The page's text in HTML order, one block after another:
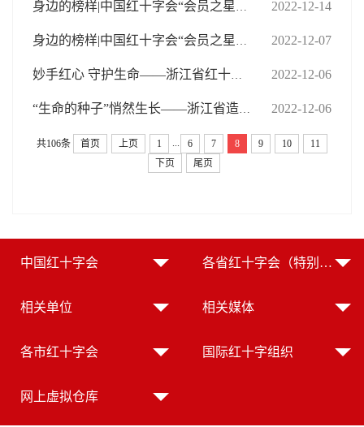
身边的榜样|中国红十字会“会员之星”（湖州） 2022-12-14
身边的榜样|中国红十字会“会员之星”（温州） 2022-12-07
妙手红心 守护生命——浙江省红十字应急救护志愿者在行动 2022-12-06
“生命的种子”悄然生长——浙江省造血干细胞捐献志愿者用爱挽救生命 2022-12-06
共106条 首页 上页 1 ... 6 7 8 9 10
11
下页
尾页
中国红十字会 各省红十字会（特别行政区红十字会）
相关单位 相关媒体
各市红十字会 国际红十字组织
网上虚拟仓库